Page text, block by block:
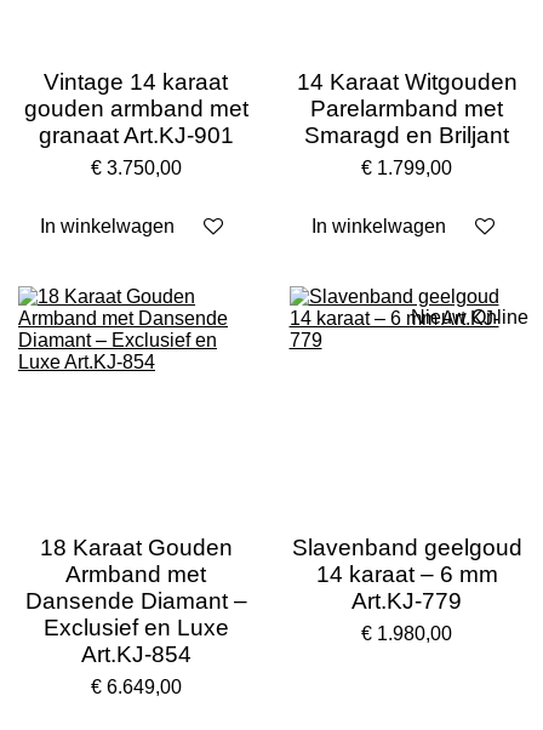
Vintage 14 karaat
gouden armband met
granaat Art.KJ-901
€ 3.750,00
In winkelwagen
14 Karaat Witgouden
Parelarmband met
Smaragd en Briljant
€ 1.799,00
In winkelwagen
18 Karaat Gouden
Armband met
Dansende Diamant –
Exclusief en Luxe
Art.KJ-854
€ 6.649,00
Nieuw Online
Slavenband geelgoud
14 karaat – 6 mm
Art.KJ-779
€ 1.980,00